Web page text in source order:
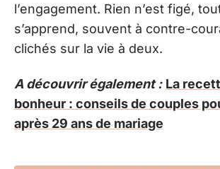
l’engagement. Rien n’est figé,
s’apprend, souvent à contre-
clichés sur la vie à deux.
A découvrir également : La
bonheur : conseils de couples
après 29 ans de mariage